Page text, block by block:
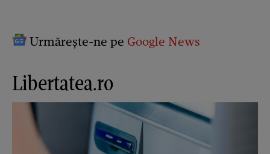
Urmărește-ne pe Google News
Libertatea.ro